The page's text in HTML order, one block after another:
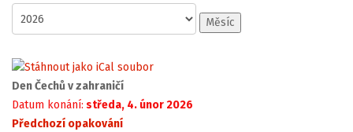
Měsíc
Den Čechů v zahraničí
Datum konání: středa, 4. únor 2026
Předchozí opakování